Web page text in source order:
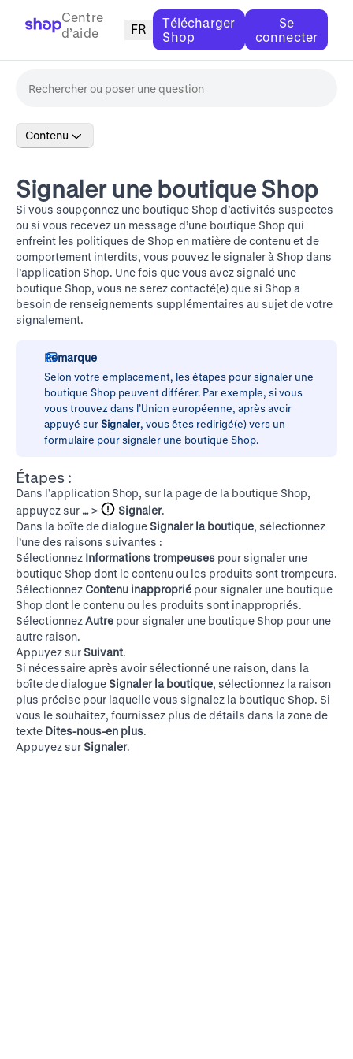
Centre
d’aide
FR
Télécharger
Shop
Se
connecter
Contenu
Signaler une boutique Shop
Si vous soupçonnez une boutique Shop d’activités suspectes
ou si vous recevez un message d’une boutique Shop qui
enfreint les politiques de Shop en matière de contenu et de
comportement interdits, vous pouvez le signaler à Shop dans
l’application Shop. Une fois que vous avez signalé une
boutique Shop, vous ne serez contacté(e) que si Shop a
besoin de renseignements supplémentaires au sujet de votre
signalement.
Remarque
Selon votre emplacement, les étapes pour signaler une
boutique Shop peuvent différer. Par exemple, si vous
vous trouvez dans l’Union européenne, après avoir
appuyé sur Signaler, vous êtes redirigé(e) vers un
formulaire pour signaler une boutique Shop.
Étapes :
Dans l’application Shop, sur la page de la boutique Shop,
appuyez sur …> Signaler.
Dans la boîte de dialogue Signaler la boutique, sélectionnez
l’une des raisons suivantes :
Sélectionnez Informations trompeuses pour signaler une
boutique Shop dont le contenu ou les produits sont trompeurs.
Sélectionnez Contenu inapproprié pour signaler une boutique
Shop dont le contenu ou les produits sont inappropriés.
SélectionnezAutre pour signaler une boutique Shop pour une
autre raison.
Appuyez sur Suivant.
Si nécessaire après avoir sélectionné une raison, dans la
boîte de dialogue Signaler la boutique, sélectionnez la raison
plus précise pour laquelle vous signalez la boutique Shop. Si
vous le souhaitez, fournissez plus de détails dans la zone de
texte Dites-nous-en plus.
Appuyez sur Signaler.